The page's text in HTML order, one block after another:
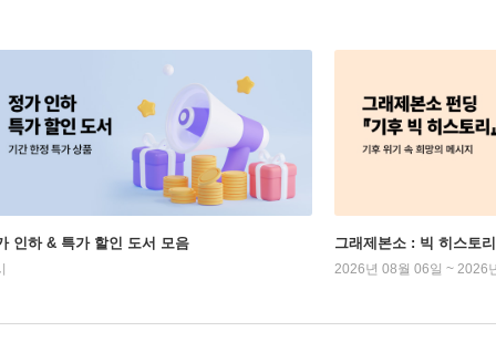
인하 & 특가 할인 도서 모음 그래제본소 : 빅 히스토리
2026년 08월 06일 ~ 2026